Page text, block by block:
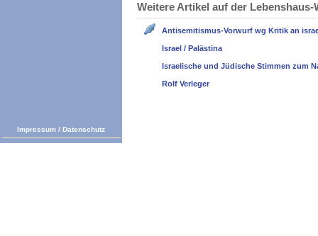
Weitere Artikel auf der
Antisemitismus-Vorwurf wg Kritik an
Israel / Palästina
Israelische und Jüdische Stimmen zum
Rolf Verleger
Impressum / Datenschutz